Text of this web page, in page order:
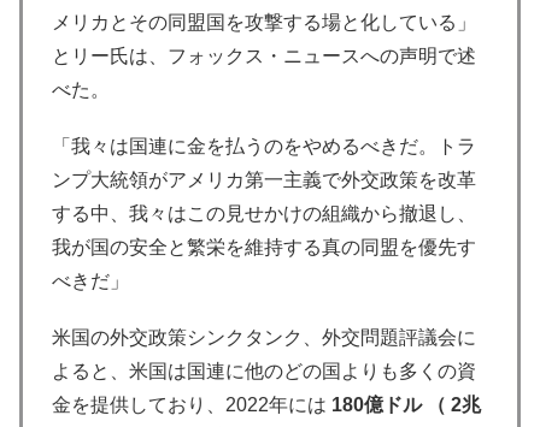
メリカとその同盟国を攻撃する場と化している」
とリー氏は、フォックス・ニュースへの声明で述
べた。
「我々は国連に金を払うのをやめるべきだ。トラ
ンプ大統領がアメリカ第一主義で外交政策を改革
する中、我々はこの見せかけの組織から撤退し、
我が国の安全と繁栄を維持する真の同盟を優先す
べきだ」
米国の外交政策シンクタンク、外交問題評議会に
よると、米国は国連に他のどの国よりも多くの資
金を提供しており、2022年には 180億ドル （ 2兆